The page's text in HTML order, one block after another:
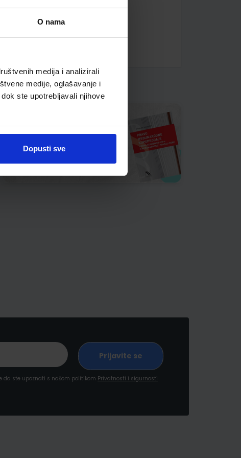
O nama
medija i analizirali
medije, oglašavanje i
ste upotrebljavali njihove
Dopusti sve
da ste upoznati s našom politikom Privatnosti i sigurnosti